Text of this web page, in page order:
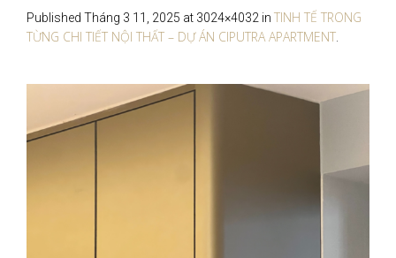
Published Tháng 3 11, 2025 at 3024×4032 in TINH TẾ TRONG
TỪNG CHI TIẾT NỘI THẤT – DỰ ÁN CIPUTRA APARTMENT.